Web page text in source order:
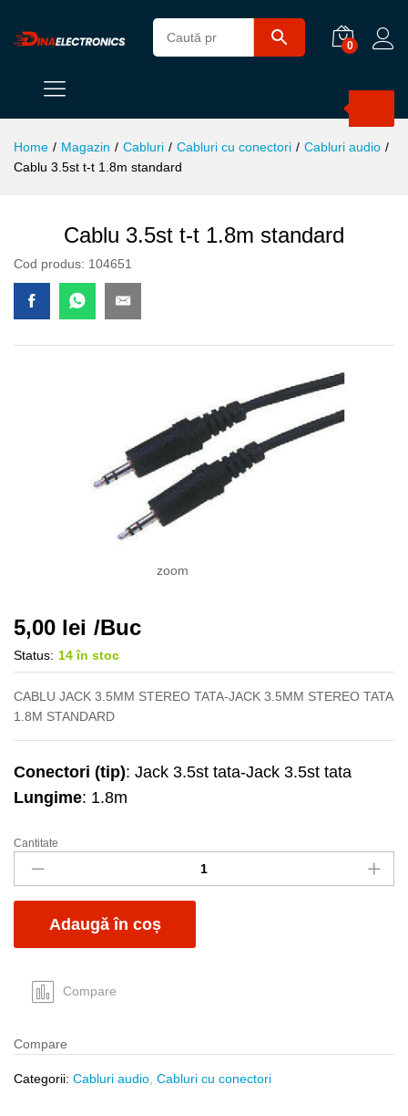
0
Home / Magazin / Cabluri / Cabluri cu conectori / Cabluri audio /
Cablu 3.5st t-t 1.8m standard
Cablu 3.5st t-t 1.8m standard
Cod produs: 104651
zoom
5,00 lei /Buc
Status: 14 în stoc
CABLU JACK 3.5MM STEREO TATA-JACK 3.5MM STEREO TATA
1.8M STANDARD
Conectori (tip): Jack 3.5st tata-Jack 3.5st tata
Lungime: 1.8m
Cablu
3.5st
t-
t
standard
Cantitate
Adaugă în coș
Compare
Compare
Categorii: Cabluri audio, Cabluri cu conectori